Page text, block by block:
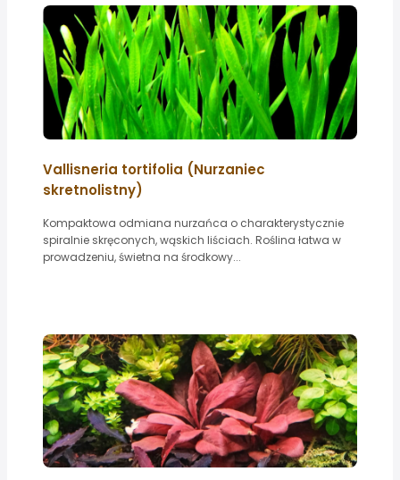
Vallisneria tortifolia (Nurzaniec
skretnolistny)
Kompaktowa odmiana nurzańca o charakterystycznie
spiralnie skręconych, wąskich liściach. Roślina łatwa w
prowadzeniu, świetna na środkowy...